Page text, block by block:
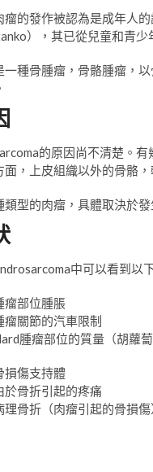
瘤的發作被認為是成年人
），其已從兒童和青少
一種骨腫瘤，骨骼腫瘤，
的原因尚不清楚。
面，上皮組織以外的骨骼
類型的肉瘤，具體取決於
中可以看到以
瘤部位腫脹
瘤關節的汽車限制
腫瘤部位的質量 （胡蘿蔔
損傷支持體
於骨折引起的疼痛
理骨折（肉瘤引起的骨損傷